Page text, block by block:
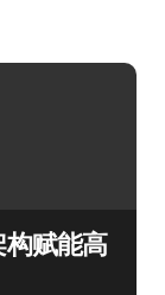
赋能高